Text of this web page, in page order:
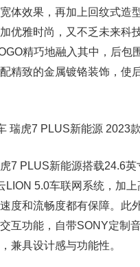
体效果，再加上回纹式造
优雅时尚，又不乏未来科
精巧地融入其中，后包
精致的金属镀铬装饰，使
7 PLUS新能源搭载24.6英
LION 5.0车联网系统，加
度和流畅度都有保障。此
互功能，自带SONY定制
兼具设计感与功能性。